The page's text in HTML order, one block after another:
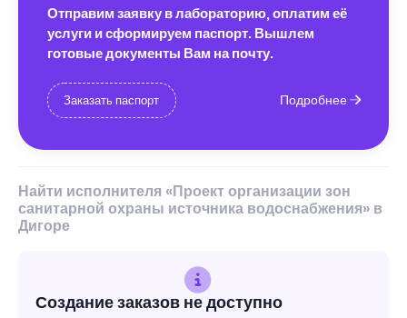
Отправим заявку в лабораторию, оплатим её
услуги и сформируем паспорт. Вышлем
готовые документы Вам на почту.
Заказать паспорт Подробнее
Найти исполнителя «Проект организации зон
санитарной охраны источника водоснабжения» в
Дигоре
Создание заказов не доступно